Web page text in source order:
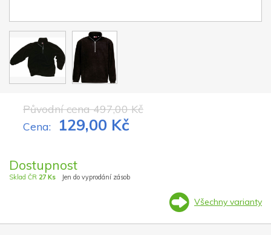
Původní cena 497,00 Kč
Cena:
129,00 Kč
Dostupnost
Sklad ČR 27 Ks Jen do vyprodání zásob
Všechny varianty